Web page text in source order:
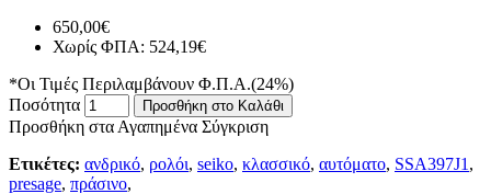
650,00€
Χωρίς ΦΠΑ: 524,19€
*Οι Τιμές Περιλαμβάνουν Φ.Π.Α.(24%)
Ποσότητα
Προσθήκη στο Καλάθι
Προσθήκη στα Αγαπημένα Σύγκριση
Ετικέτες: ανδρικό, ρολόι, seiko, κλασσικό, αυτόματο, SSA397J1 ,
presage, πράσινο,